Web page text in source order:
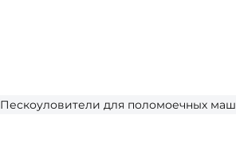
Пескоуловители для поломоечных